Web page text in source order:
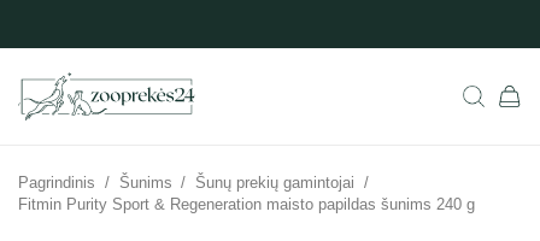
Pagrindinis / Šunims / Šunų prekių gamintojai /
Fitmin Purity Sport & Regeneration maisto papildas šunims 240 g